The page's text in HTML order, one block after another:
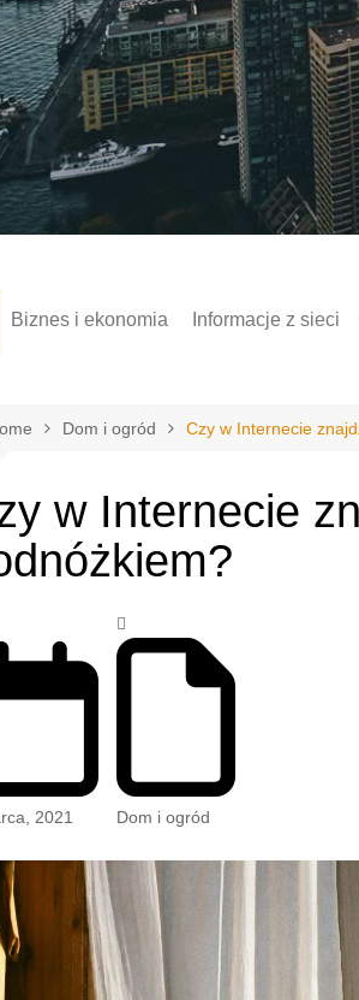
Biznes i ekonomia Informacje z sieci
Dom i ogród Czy w Internecie
w Internecie
2021 Dom i ogród